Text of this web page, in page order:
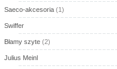
Saeco-akcesoria (1)
Swiffer
Błamy szyte (2)
Julius Meinl